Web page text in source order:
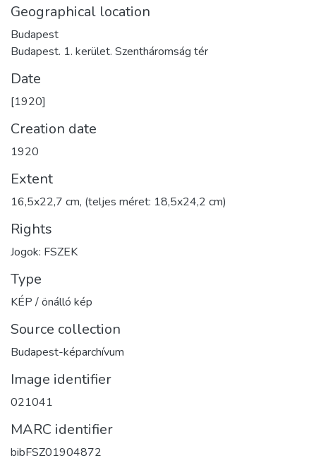
Geographical location
Budapest
Budapest. 1. kerület. Szentháromság tér
Date
[1920]
Creation date
1920
Extent
16,5x22,7 cm, (teljes méret: 18,5x24,2 cm)
Rights
Jogok: FSZEK
Type
KÉP / önálló kép
Source collection
Budapest-képarchívum
Image identifier
021041
MARC identifier
bibFSZ01904872